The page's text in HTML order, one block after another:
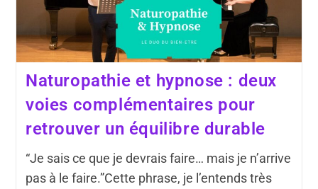
Naturopathie et hypnose : deux
voies complémentaires pour
retrouver un équilibre durable
“Je sais ce que je devrais faire… mais je n’arrive
pas à le faire.”Cette phrase, je l’entends très